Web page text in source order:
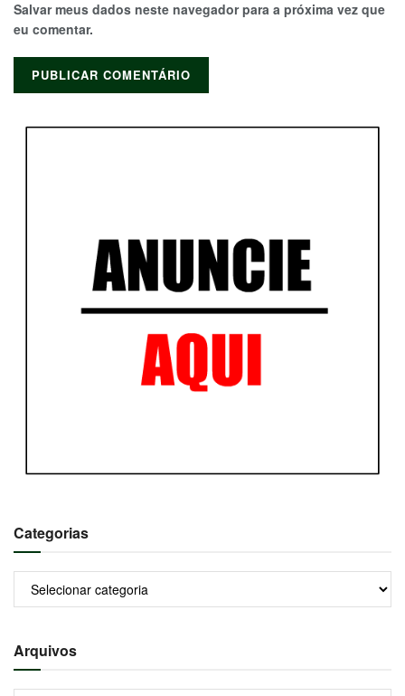
Salvar meus dados neste navegador para a próxima vez que
eu comentar.
Categorias
Categorias
Arquivos